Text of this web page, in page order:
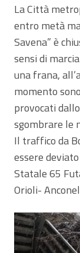
La Città
entro metà
Savena” è
sensi di
una frana,
momento
provocati
sgombrare le
Il traffico da
essere
Statale 65
Orioli-